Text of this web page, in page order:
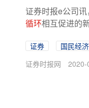
证券时报e公司
循环相互促进的
证券
国民经济
证券时报网
2020-